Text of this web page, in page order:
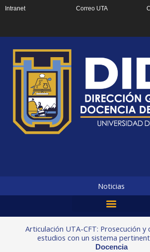
Intranet Correo UTA
Noticias
Articulación UTA-CFT: Prosecución y
estudios con un sistema
Docencia